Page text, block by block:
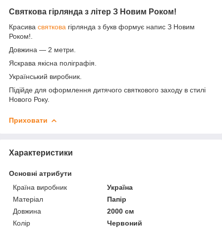
Святкова гірлянда з літер З Новим Роком!
Красива святкова гірлянда з букв формує напис З Новим
Роком!.
Довжина — 2 метри.
Яскрава якісна поліграфія.
Український виробник.
Підійде для оформлення дитячого святкового заходу в стилі
Нового Року.
Приховати
Характеристики
Основні атрибути
Країна виробник
Україна
Матеріал
Папір
Довжина
2000 см
Колір
Червоний